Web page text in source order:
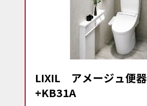
LIXIL アメージュ便器
+KB31A